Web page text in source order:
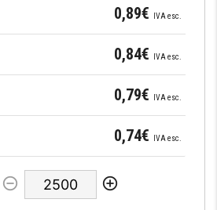
0,89€ IVA esc.
0,84€ IVA esc.
0,79€ IVA esc.
0,74€ IVA esc.